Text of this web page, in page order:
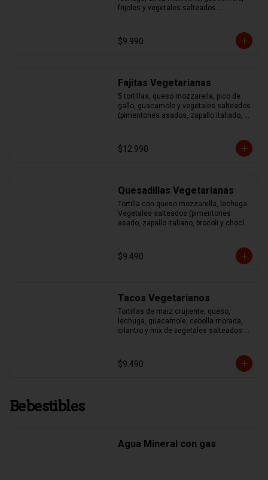
frijoles y vegetales salteados
$9.990
Fajitas Vegetarianas
5 tortillas, queso mozzarella, pico de
gallo, guacamole y vegetales salteados
(pimentones asados, zapallo italiado,
$12.990
Quesadillas Vegetarianas
Tortilla con queso mozzarella, lechuga.
Vegetales salteados (pimentones
asado, zapallo italiano, brocoli y choclo)
$9.490
Tacos Vegetarianos
Tortillas de maiz crujiente, queso,
lechuga, guacamole, cebolla morada,
cilantro y mix de vegetales salteados
$9.490
Bebestibles
Agua Mineral con gas